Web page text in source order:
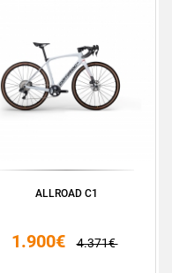
ALLROAD C1
1.900€ 4.371€